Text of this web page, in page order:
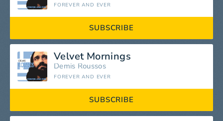
FOREVER AND EVER
SUBSCRIBE
Velvet Mornings
Demis Roussos
FOREVER AND EVER
SUBSCRIBE